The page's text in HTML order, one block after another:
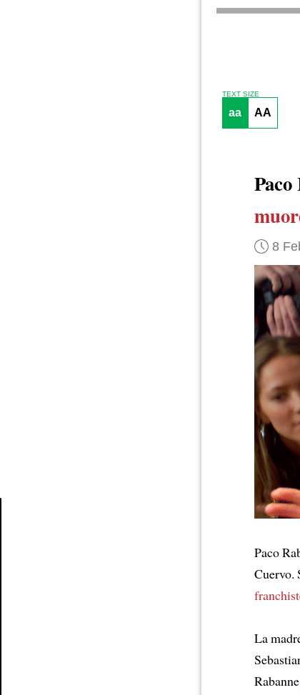
TEXT SIZE
aa AA
Paco
8
Paco
Cuervo.
La
Rabanne